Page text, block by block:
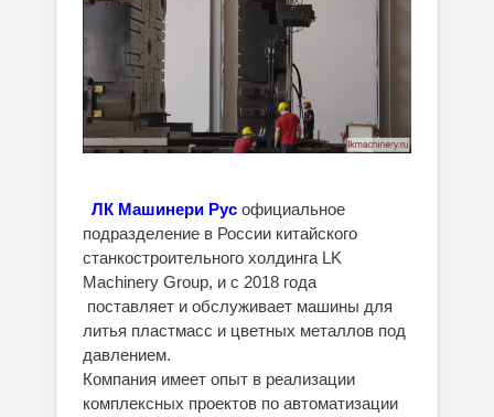
ЛК Машинери Рус официальное
подразделение в России китайского
станкостроительного холдинга LK
Machinery Group, и с 2018 года
поставляет и обслуживает машины для
литья пластмасс и цветных металлов под
давлением.
Компания имеет опыт в реализации
комплексных проектов по автоматизации